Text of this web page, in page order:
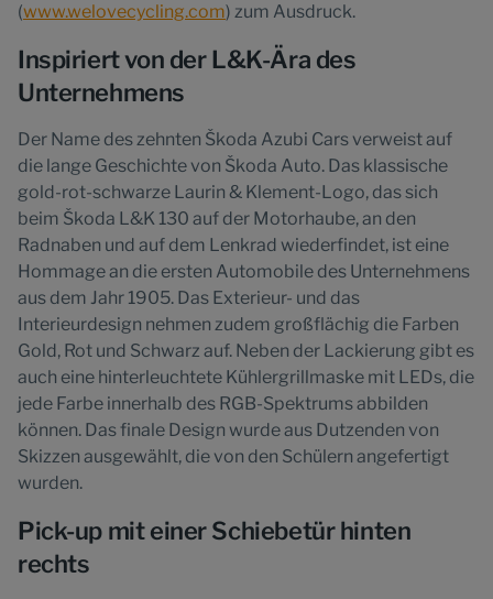
(www.welovecycling.com) zum Ausdruck.
Inspiriert von der L&K-Ära des
Unternehmens
Der Name des zehnten Škoda Azubi Cars verweist auf
die lange Geschichte von Škoda Auto. Das klassische
gold-rot-schwarze Laurin & Klement-Logo, das sich
beim Škoda L&K 130 auf der Motorhaube, an den
Radnaben und auf dem Lenkrad wiederfindet, ist eine
Hommage an die ersten Automobile des Unternehmens
aus dem Jahr 1905. Das Exterieur- und das
Interieurdesign nehmen zudem großflächig die Farben
Gold, Rot und Schwarz auf. Neben der Lackierung gibt es
auch eine hinterleuchtete Kühlergrillmaske mit LEDs, die
jede Farbe innerhalb des RGB-Spektrums abbilden
können. Das finale Design wurde aus Dutzenden von
Skizzen ausgewählt, die von den Schülern angefertigt
wurden.
Pick-up mit einer Schiebetür hinten
rechts